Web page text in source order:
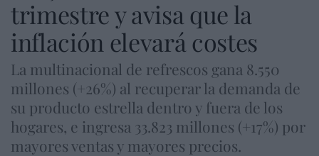
trimestre y avisa que la
inflación elevará costes
La multinacional de refrescos gana 8.550
millones (+26%) al recuperar la demanda de
su producto estrella dentro y fuera de los
hogares, e ingresa 33.823 millones (+17%) por
mayores ventas y mayores precios.